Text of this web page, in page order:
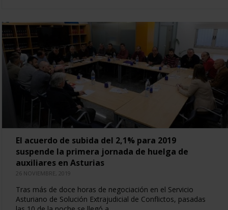
El acuerdo de subida del 2,1% para 2019
suspende la primera jornada de huelga de
auxiliares en Asturias
26 NOVIEMBRE, 2019
Tras más de doce horas de negociación en el Servicio
Asturiano de Solución Extrajudicial de Conflictos, pasadas